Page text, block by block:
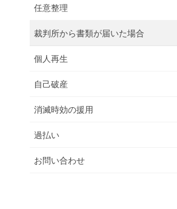
任意整理
裁判所から書類が届いた場合
個人再生
自己破産
消滅時効の援用
過払い
お問い合わせ